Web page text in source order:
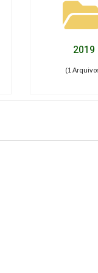
2019
(1